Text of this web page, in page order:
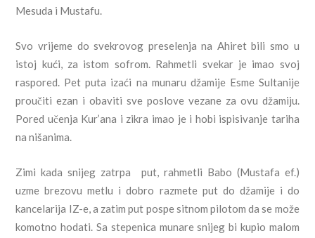
Mesuda i Mustafu.
Svo vrijeme do svekrovog preselenja na Ahiret bili smo u
istoj kući, za istom sofrom. Rahmetli svekar je imao svoj
raspored. Pet puta izaći na munaru džamije Esme Sultanije
proučiti ezan i obaviti sve poslove vezane za ovu džamiju.
Pored učenja Kur’ana i zikra imao je i hobi ispisivanje tariha
na nišanima.
Zimi kada snijeg zatrpa put, rahmetli Babo (Mustafa ef.)
uzme brezovu metlu i dobro razmete put do džamije i do
kancelarija IZ-e, a zatim put pospe sitnom pilotom da se može
komotno hodati. Sa stepenica munare snijeg bi kupio malom